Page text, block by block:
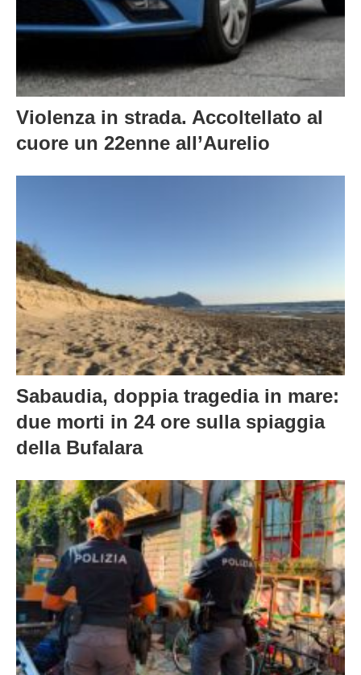
Violenza in strada. Accoltellato al
cuore un 22enne all’Aurelio
Sabaudia, doppia tragedia in mare:
due morti in 24 ore sulla spiaggia
della Bufalara